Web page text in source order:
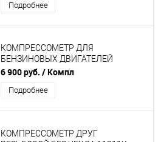
Подробнее
КОМПРЕССОМЕТР ДЛЯ
БЕНЗИНОВЫХ ДВИГАТЕЛЕЙ
«JONNESWAY» 047801
6 900 руб. / Компл
Подробнее
КОМПРЕССОМЕТР ДРУГ